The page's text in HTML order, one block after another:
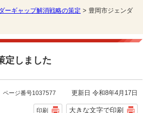
ーギャップ解消戦略の策定 > 豊岡市ジェンダ
定しました
ページ番号1037577 更新日 令和8年4月17日
印刷 大きな文字で印刷